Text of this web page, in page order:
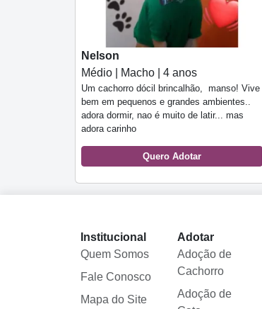
Nelson
Médio | Macho | 4 anos
Um cachorro dócil brincalhão, manso! Vive
bem em pequenos e grandes ambientes..
adora dormir, nao é muito de latir... mas
adora carinho
Quero Adotar
Institucional
Quem Somos
Fale Conosco
Mapa do Site
Adotar
Adoção de
Cachorro
Adoção de